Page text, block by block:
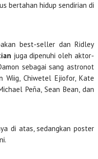
bertahan hidup sendirian di
best-seller dan Ridley
juga dipenuhi oleh aktor-
sebagai sang astronot
Wiig, Chiwetel Ejiofor, Kate
Peña, Sean Bean, dan
di atas, sedangkan poster